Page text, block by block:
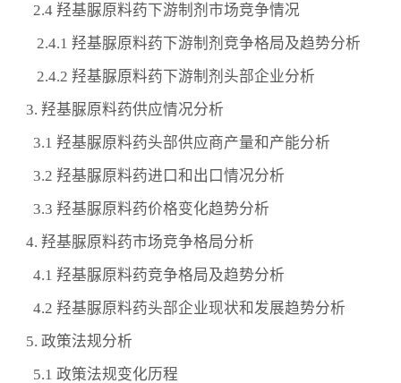
2.4 羟基脲原料药下游制剂市场竞争情况
2.4.1 羟基脲原料药下游制剂竞争格局及趋势分析
2.4.2 羟基脲原料药下游制剂头部企业分析
3. 羟基脲原料药供应情况分析
3.1 羟基脲原料药头部供应商产量和产能分析
3.2 羟基脲原料药进口和出口情况分析
3.3 羟基脲原料药价格变化趋势分析
4. 羟基脲原料药市场竞争格局分析
4.1 羟基脲原料药竞争格局及趋势分析
4.2 羟基脲原料药头部企业现状和发展趋势分析
5. 政策法规分析
5.1 政策法规变化历程